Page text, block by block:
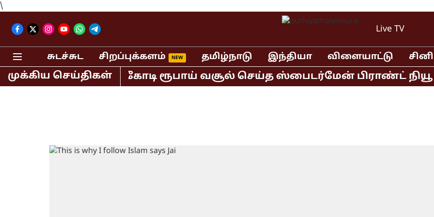
\
Live TV
சுடச்சுட சிறப்புக்களம் தமிழ்நாடு இந்தியா விளையாட்டு
முக்கிய செய்திகள்
மட்டும் 400 கோடி ரூபாய் வசூல் செய்த ஸ்பைடர்மேன் பிராண்ட் நியூ டே